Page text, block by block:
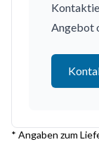
Angebot
* Angaben zum